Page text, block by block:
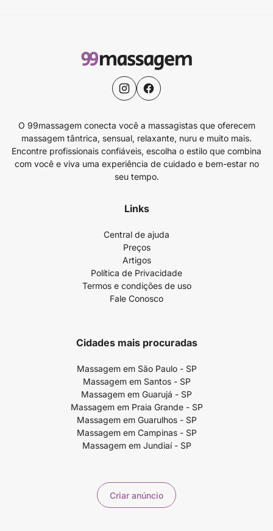
O 99massagem conecta você a massagistas que oferecem
massagem tântrica, sensual, relaxante, nuru e muito mais.
Encontre profissionais confiáveis, escolha o estilo que combina
com você e viva uma experiência de cuidado e bem-estar no
seu tempo.
Links
Central de ajuda
Preços
Artigos
Política de Privacidade
Termos e condições de uso
Fale Conosco
Cidades mais procuradas
Massagem em São Paulo - SP
Massagem em Santos - SP
Massagem em Guarujá - SP
Massagem em Praia Grande - SP
Massagem em Guarulhos - SP
Massagem em Campinas - SP
Massagem em Jundiaí - SP
Criar anúncio